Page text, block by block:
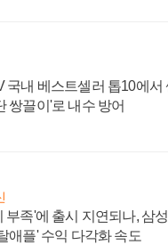
국내 베스트셀러 톱10에서
쌍끌이'로 내수 방어
부족'에 출시 지연되나, 삼
애플' 수익 다각화 속도